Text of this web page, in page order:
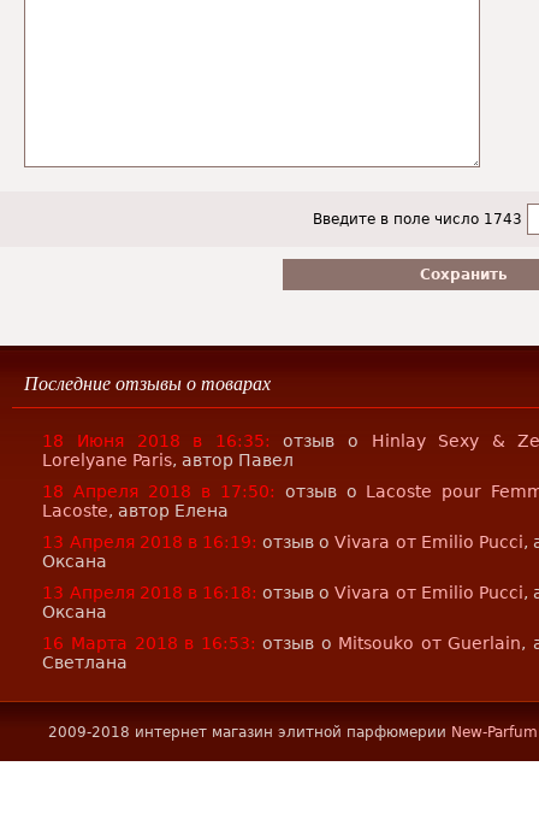
Введите в поле число 1743
Последние отзывы о товарах
18 Июня 2018 в 16:35: отзыв о Hinlay Sexy &
Lorelyane Paris, автор Павел
18 Апреля 2018 в 17:50:
отзыв о Lacoste pour
Lacoste, автор Елена
13 Апреля 2018 в 16:19: отзыв оVivara от Emilio Pucci,
Оксана
13 Апреля 2018 в 16:18: отзыв оVivara от Emilio Pucci,
Оксана
16 Марта 2018 в 16:53: отзыв о Mitsouko от Guerlain,
Светлана
2009-2018 интернет магазин элитной парфюмерии New-